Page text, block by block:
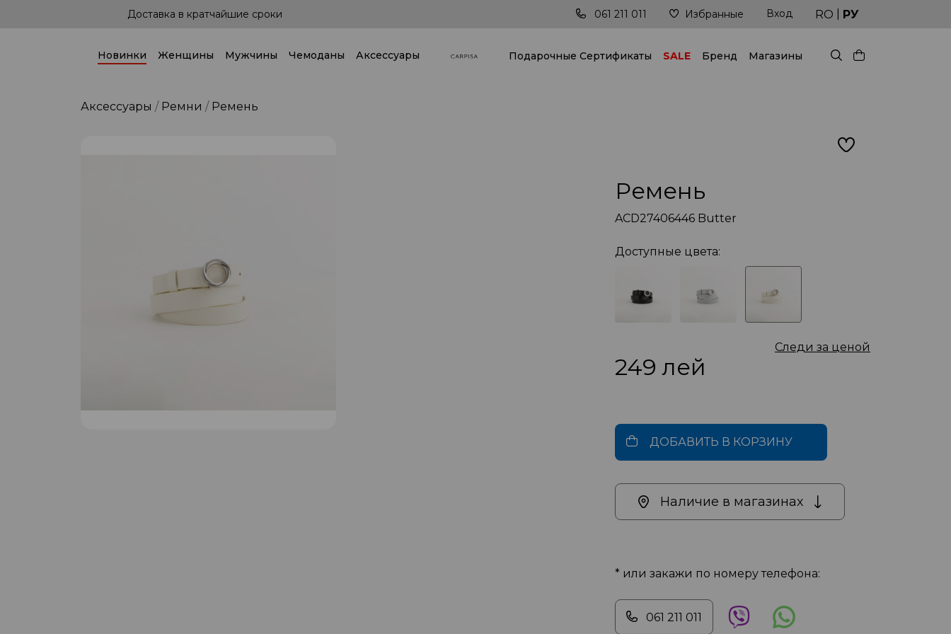
в кратчайшие сроки Доставка по всей стране! Последние тренды всегда под рукой! Доставка в кратчайшие сроки
061 211 011 Избранные Вход RO РУ
Новинки Женщины Мужчины Чемоданы Аксессуары Подарочные Cертификаты SALE Бренд Магазины
Аксессуары Ремни Ремень
Ремень
ACD27406446 Butter
Доступные цвета:
Следи за ценой
249лей
ДОБАВИТЬ В КОРЗИНУ
Наличие в магазинах
* или закажи по номеру телефона:
061 211 011